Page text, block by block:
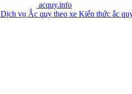
acquy.info
Dịch vụ Ắc quy theo xe Kiến thức ắc